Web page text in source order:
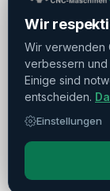
Zubehör
Wir
Wir verwenden
verbessern und
Einige sind
entscheiden.
Einstellungen